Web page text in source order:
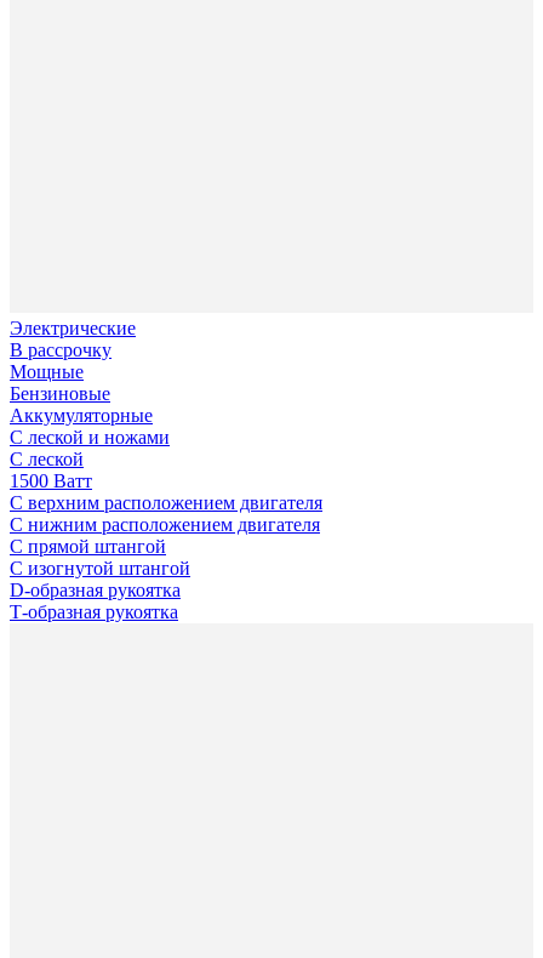
Электрические
В рассрочку
Мощные
Бензиновые
Аккумуляторные
С леской и ножами
С леской
1500 Ватт
С верхним расположением двигателя
С нижним расположением двигателя
С прямой штангой
С изогнутой штангой
D-образная рукоятка
Т-образная рукоятка